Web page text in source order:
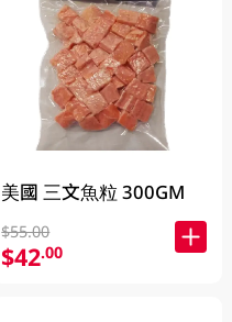
美國 三文魚粒 300GM
$55.00
$42.00